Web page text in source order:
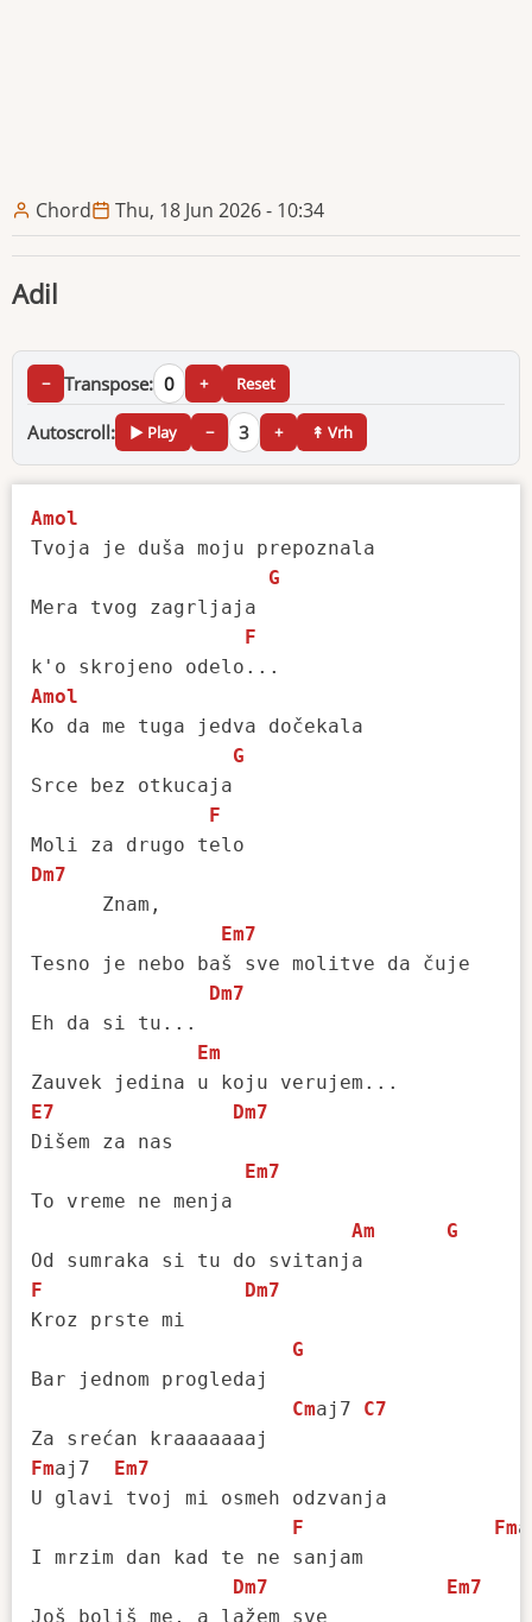
Chord Thu, 18 Jun 2026 - 10:34
Adil
− Transpose: 0 + Reset
Autoscroll: ▶ Play − 3 + ↟ Vrh
Amol
Tvoja je duša moju prepoznala
G
Mera tvog zagrljaja
F
Amol
Ko da me tuga jedva dočekala
G
Srce bez otkucaja
F
Dm7
      Znam,
Em7
Tesno je nebo baš sve molitve da čuje
Dm7
Eh da si tu...
Em
E7
Dm7
Dišem za nas
Em7
To vreme ne menja
Am
G
F
Dm7
Kroz prste mi
G
Bar jednom progledaj
Cmaj7 C7
Fmaj7 Em7
U glavi tvoj mi osmeh odzvanja
F
Fm
I mrzim dan kad te ne sanjam
Dm7
Em7
Još boliš me, a lažem sve